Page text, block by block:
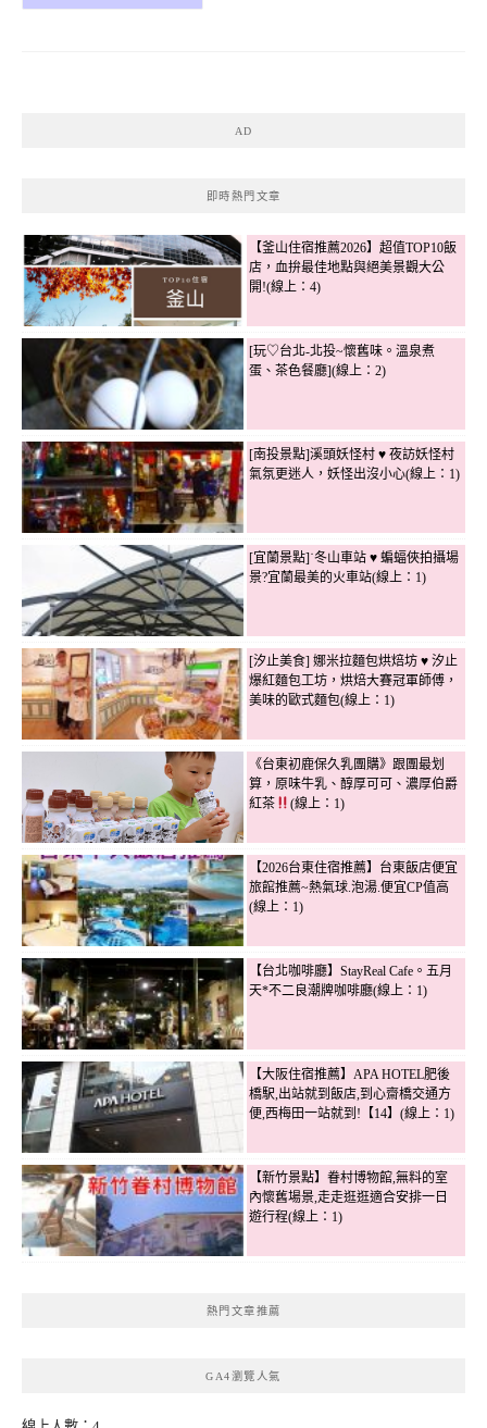
AD
即時熱門文章
【釜山住宿推薦2026】超值TOP10飯
店，血拚最佳地點與絕美景觀大公
開!(線上：4)
[玩♡台北-北投~懷舊味。溫泉煮
蛋、茶色餐廳](線上：2)
[南投景點]溪頭妖怪村 ♥ 夜訪妖怪村
氣氛更迷人，妖怪出沒小心(線上：1)
[宜蘭景點]˙冬山車站 ♥ 蝙蝠俠拍攝場
景?宜蘭最美的火車站(線上：1)
[汐止美食] 娜米拉麵包烘焙坊 ♥ 汐止
爆紅麵包工坊，烘焙大賽冠軍師傅，
美味的歐式麵包(線上：1)
《台東初鹿保久乳團購》跟團最划
算，原味牛乳、醇厚可可、濃厚伯爵
紅茶
(線上：1)
【2026台東住宿推薦】台東飯店便宜
旅館推薦~熱氣球.泡湯.便宜CP值高
(線上：1)
【台北咖啡廳】StayReal Cafe。五月
天*不二良潮牌咖啡廳(線上：1)
【大阪住宿推薦】APA HOTEL肥後
橋駅,出站就到飯店,到心齋橋交通方
便,西梅田一站就到!【14】(線上：1)
【新竹景點】眷村博物館,無料的室
內懷舊場景,走走逛逛適合安排一日
遊行程(線上：1)
熱門文章推薦
GA4瀏覽人氣